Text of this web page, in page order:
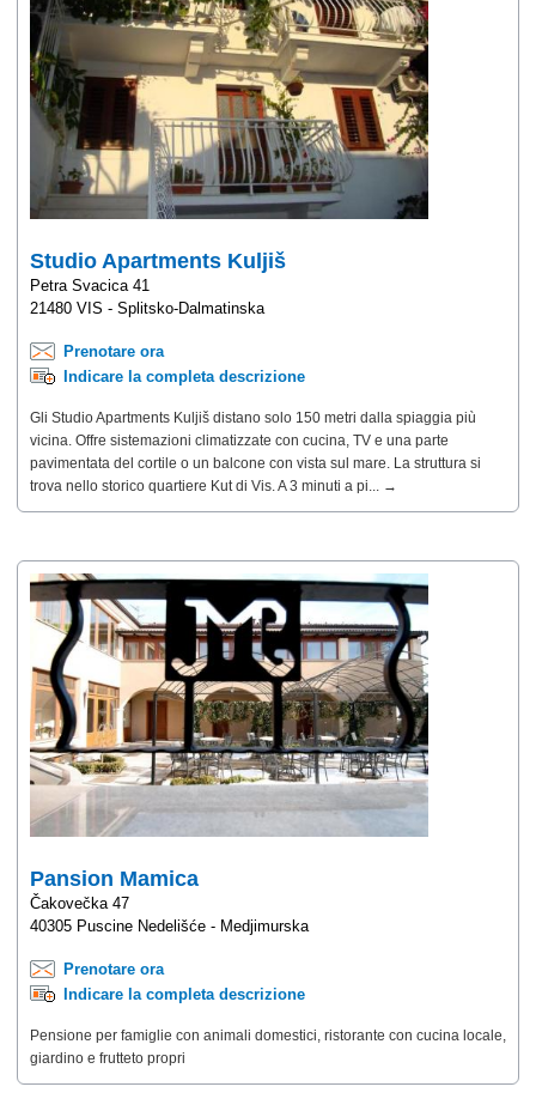
Studio Apartments Kuljiš
Petra Svacica 41
21480 VIS - Splitsko-Dalmatinska
Prenotare ora
Indicare la completa descrizione
Gli Studio Apartments Kuljiš distano solo 150 metri dalla spiaggia più
vicina. Offre sistemazioni climatizzate con cucina, TV e una parte
pavimentata del cortile o un balcone con vista sul mare. La struttura si
trova nello storico quartiere Kut di Vis. A 3 minuti a pi... →
Pansion Mamica
Čakovečka 47
40305 Puscine Nedelišće - Medjimurska
Prenotare ora
Indicare la completa descrizione
Pensione per famiglie con animali domestici, ristorante con cucina locale,
giardino e frutteto propri